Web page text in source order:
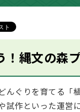
！縄文の森
んぐりを育てる「
試作といった運営